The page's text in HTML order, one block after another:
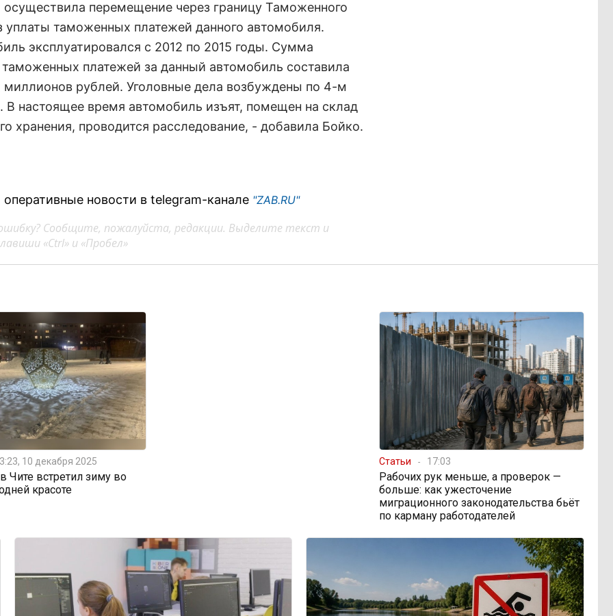
осуществила перемещение через границу Таможенного
уплаты таможенных платежей данного автомобиля.
эксплуатировался с 2012 по 2015 годы. Сумма
платежей за данный автомобиль составила
миллионов рублей. Уголовные дела возбуждены по 4-м
В настоящее время автомобиль изъят, помещен на склад
хранения, проводится расследование, - добавила Бойко.
новости в telegram-канале "ZAB.RU"
Сообщите, пожалуйста, редакции. Выделите текст и
«Ctrl» и «Пробел»
10 декабря 2025
встретил зиму во
красоте
Статьи 17:03
Рабочих рук меньше, а проверок —
больше: как ужесточение
миграционного законодательства бьёт
по карману работодателей